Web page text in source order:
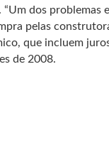
dos problemas
pelas
que incluem
de 2008.